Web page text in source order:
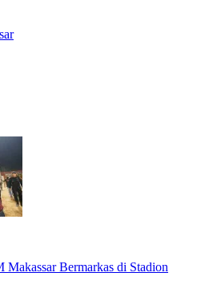
Bermarkas di Stadion